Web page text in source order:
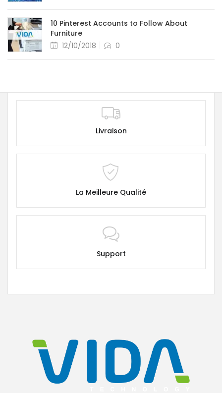
10 Pinterest Accounts to Follow About
Furniture
12/10/2018
0
Livraison
La Meilleure Qualité
Support